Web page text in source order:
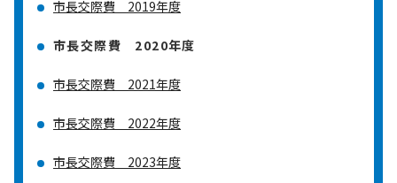
市長交際費 2019年度
市長交際費 2020年度
市長交際費 2021年度
市長交際費 2022年度
市長交際費 2023年度